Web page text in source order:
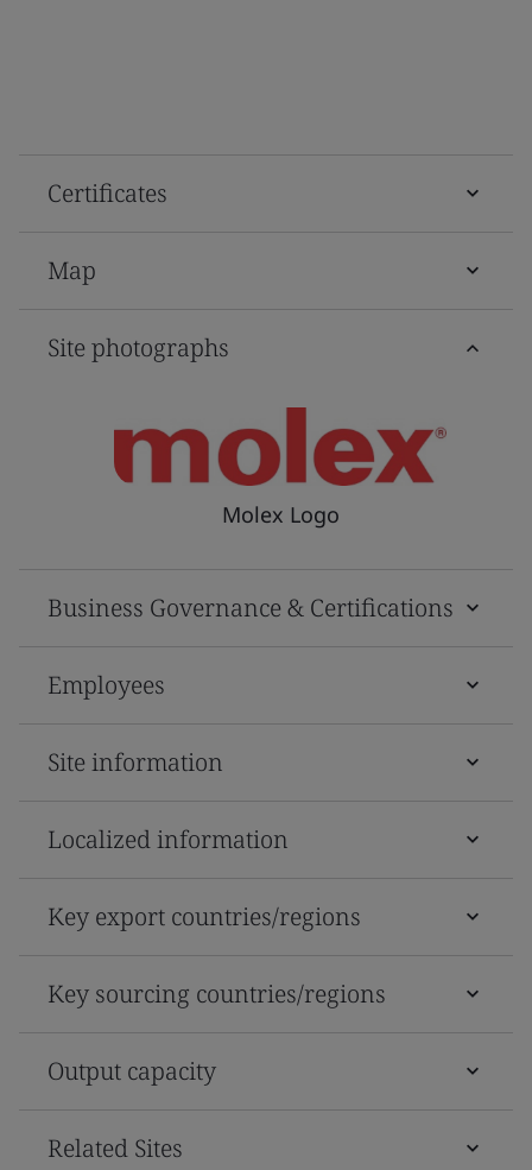
Certificates
Map
Site photographs
Molex Logo
Business Governance & Certifications
Employees
Site information
Localized information
Key export countries/regions
Key sourcing countries/regions
Output capacity
Related Sites